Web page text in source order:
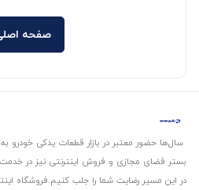
صفحه
سال‌ها حضور معتبر در بازار قطعات یدکی خودرو
بستر فضای مجازی و فروش اینترنتی نیز در
در این مسیر رضایت شما را جلب کنیم.فروشگاه